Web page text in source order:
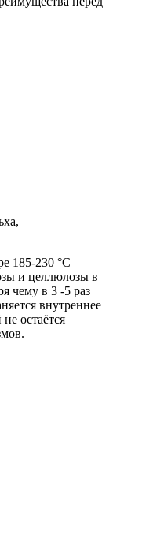
185-230 °С
и целлюлозы в
чему в 3 -5 раз
внутреннее
остаётся